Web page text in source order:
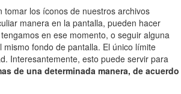
tomar los íconos de nuestros archivos
manera en la pantalla, pueden hacer
en ese momento, o seguir alguna
mismo fondo de pantalla. El único límite
Interesantemente, esto puede servir para
de una determinada manera, de acuerdo